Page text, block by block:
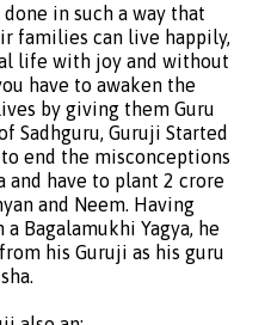
in such a way that
families can live happily,
life with joy and without
have to awaken the
by giving them Guru
Sadhguru, Guruji Started
end the misconceptions
and have to plant 2 crore
and Neem. Having
Bagalamukhi Yagya, he
his Guruji as his guru